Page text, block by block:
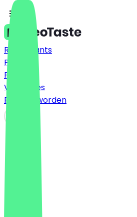
Restaurants
Prijzen
FAQ
Vacatures
Partner worden